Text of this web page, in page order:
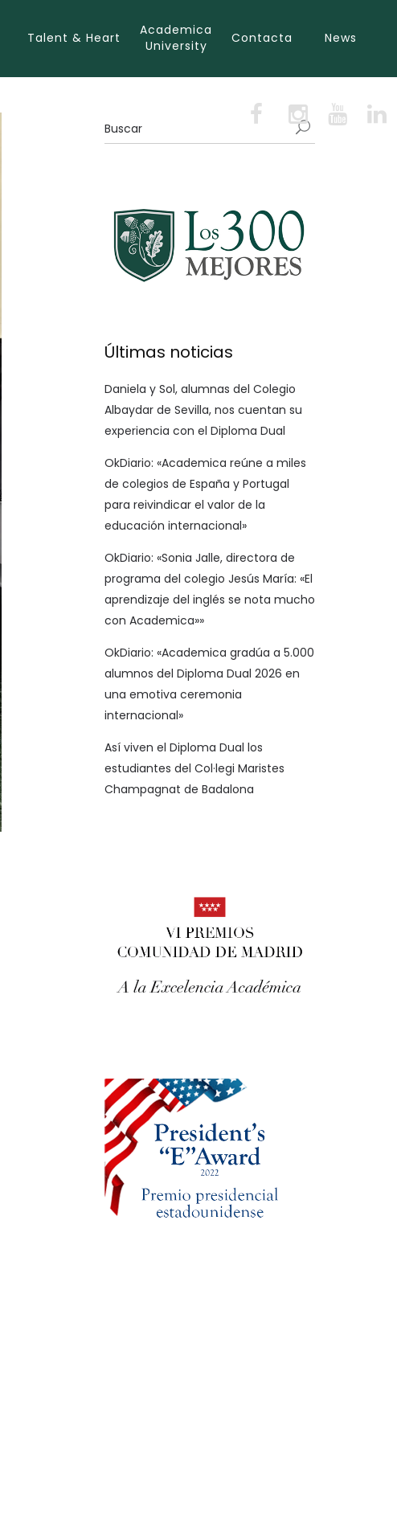
Talent & Heart
Academica
University
Contacta News
Últimas noticias
Daniela y Sol, alumnas del Colegio
Albaydar de Sevilla, nos cuentan su
experiencia con el Diploma Dual
OkDiario: «Academica reúne a miles
de colegios de España y Portugal
para reivindicar el valor de la
educación internacional»
OkDiario: «Sonia Jalle, directora de
programa del colegio Jesús María: «El
aprendizaje del inglés se nota mucho
con Academica»»
OkDiario: «Academica gradúa a 5.000
alumnos del Diploma Dual 2026 en
una emotiva ceremonia
internacional»
Así viven el Diploma Dual los
estudiantes del Col·legi Maristes
Champagnat de Badalona